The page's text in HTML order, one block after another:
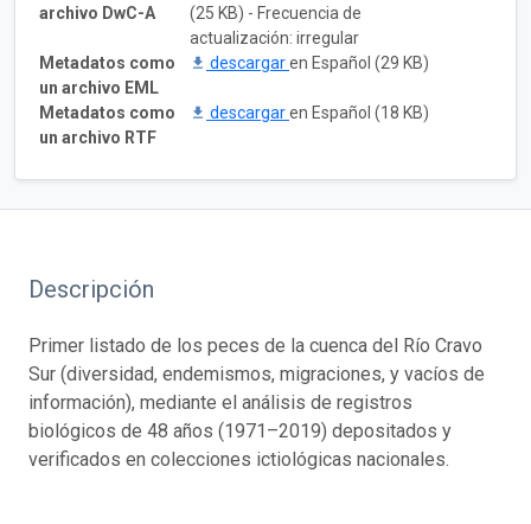
archivo DwC-A
(25 KB) - Frecuencia de
actualización: irregular
Metadatos como
un archivo EML
descargaren Español (29 KB)
Metadatos como
un archivo RTF
descargaren Español (18 KB)
Descripción
Primer listado de los peces de la cuenca del Río Cravo
Sur (diversidad, endemismos, migraciones, y vacíos de
información), mediante el análisis de registros
biológicos de 48 años (1971–2019) depositados y
verificados en colecciones ictiológicas nacionales.